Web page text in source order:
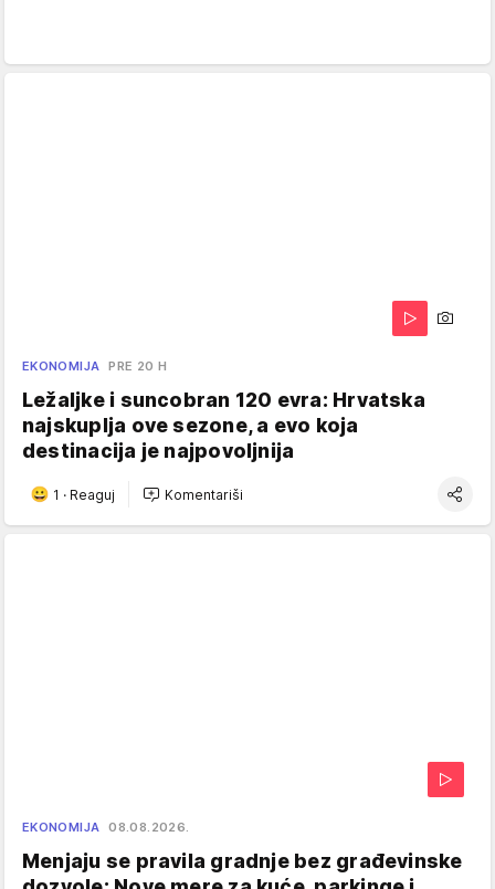
EKONOMIJA PRE 20 H
Ležaljke i suncobran 120 evra: Hrvatska
najskuplja ove sezone, a evo koja
destinacija je najpovoljnija
1 · Reaguj Komentariši
EKONOMIJA 08.08.2026.
Menjaju se pravila gradnje bez građevinske